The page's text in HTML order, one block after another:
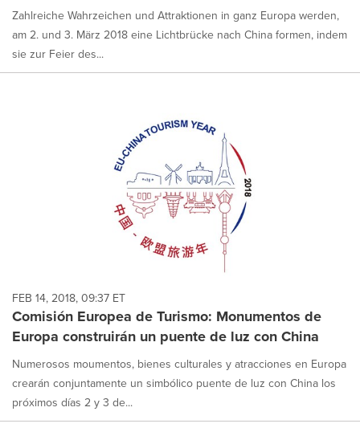
Zahlreiche Wahrzeichen und Attraktionen in ganz Europa werden,
am 2. und 3. März 2018 eine Lichtbrücke nach China formen, indem
sie zur Feier des...
FEB 14, 2018, 09:37 ET
Comisión Europea de Turismo: Monumentos de
Europa construirán un puente de luz con China
Numerosos moumentos, bienes culturales y atracciones en Europa
crearán conjuntamente un simbólico puente de luz con China los
próximos días 2 y 3 de...